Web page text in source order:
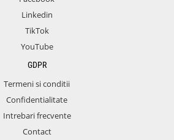
Linkedin
TikTok
YouTube
GDPR
Termeni si conditii
Confidentialitate
Intrebari frecvente
Contact